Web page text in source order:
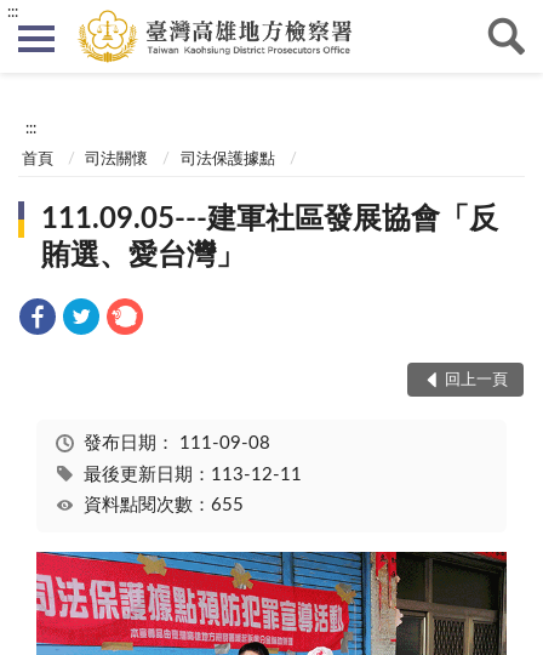
:::
:::
首頁 司法關懷 司法保護據點
111.09.05---建軍社區發展協會「反
賄選、愛台灣」
回上一頁
發布日期： 111-09-08
最後更新日期：113-12-11
資料點閱次數：655